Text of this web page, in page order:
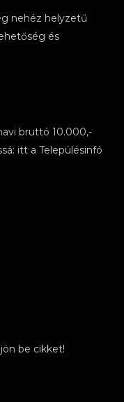
nehéz helyzetű
és
bruttó 10.000,-
itt a Településinfó
be cikket!